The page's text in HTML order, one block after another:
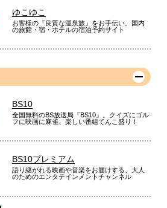
ゆこゆこ
お客様の『良質な温泉旅』をお手伝い。国内
の旅館・宿・ホテルの宿泊予約サイト
BS10
全国無料のBS放送局『BS10』。クイズにゴル
フに映画に麻雀、楽しい番組てんこ盛り！
BS10プレミアム
語り継がれる映画や音楽をお届けする、大人
のためのエンタテインメントチャンネル